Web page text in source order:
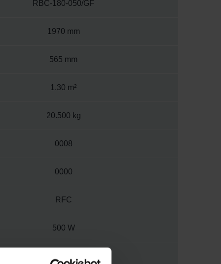
RBC-180-050/GF
1970 mm
565 mm
1.30 m²
20.500 kg
0008
0000
RFC
500 W